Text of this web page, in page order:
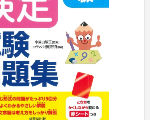
士
管理
アアップ